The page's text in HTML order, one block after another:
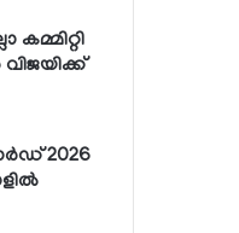
2026